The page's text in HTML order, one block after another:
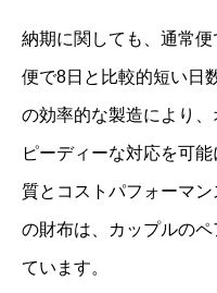
納期に関しても、通常
便で8日と比較的短い日
の効率的な製造により
ピーディーな対応を可
質とコストパフォーマ
の財布は、カップルの
ています。